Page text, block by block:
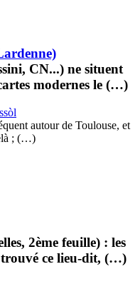
CN...) ne situent
modernes le (…)
autour de Toulouse, et
; (…)
2ème feuille) : les
trouvé ce lieu-dit, (…)